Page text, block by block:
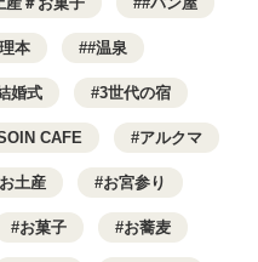
本 #温泉
婚式 3世代の宿
CAFE アルクマ
お土産 お宮参り
お菓子 お蕎麦